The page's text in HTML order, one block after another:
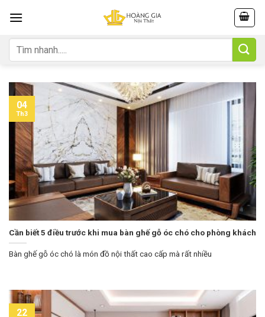
content
Tìm
kiếm:
Cần biết 5 điều trước khi mua bàn ghế gỗ óc chó cho phòng khách
Bàn ghế gỗ óc chó là món đồ nội thất cao cấp mà rất nhiều
04
Th3
22